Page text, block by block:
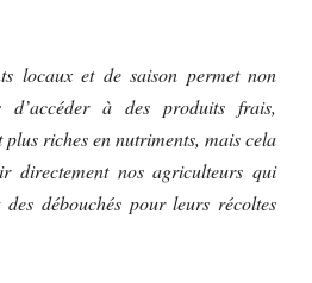
locaux et de saison permet non
d’accéder à des produits frais,
plus riches en nutriments, mais cela
directement nos agriculteurs qui
débouchés pour leurs récoltes